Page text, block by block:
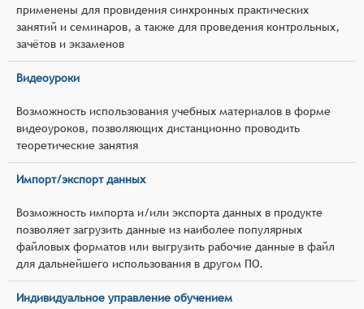
применены для провидения синхронных практических
занятий и семинаров, а также для проведения контрольных,
зачётов и экзаменов
Видеоуроки
Возможность использования учебных материалов в форме
видеоуроков, позволяющих дистанционно проводить
теоретические занятия
Импорт/экспорт данных
Возможность импорта и/или экспорта данных в продукте
позволяет загрузить данные из наиболее популярных
файловых форматов или выгрузить рабочие данные в файл
для дальнейшего использования в другом ПО.
Индивидуальное управление обучением